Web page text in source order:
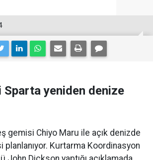
Sparta yeniden denize
gemisi Chiyo Maru ile açık denizde
planlanıyor. Kurtarma Koordinasyon